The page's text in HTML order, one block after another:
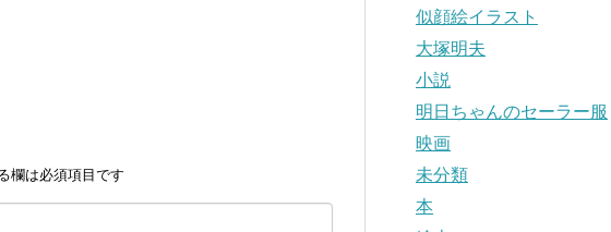
欄は必須項目です
似顔絵イラスト
大塚明夫
小説
明日ちゃんのセーラー服
映画
未分類
本